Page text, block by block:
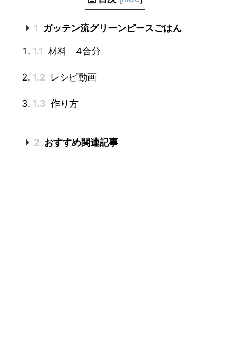
1 ガッテン流グリーンピースごはん
1.1 材料 4合分
1.2 レシピ動画
1.3 作り方
2 おすすめ関連記事